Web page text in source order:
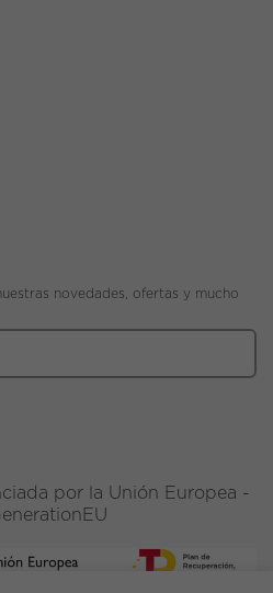
novedades, ofertas y mucho
por la Unión Europea -